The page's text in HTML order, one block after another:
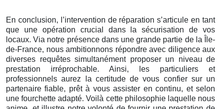
En conclusion, l’intervention de réparation s’articule en tant
que une opération crucial dans la sécurisation de vos
locaux. Via notre présence dans une grande partie de la Île-
de-France, nous ambitionnons répondre avec diligence aux
diverses requêtes simultanément proposer un niveau de
prestation irréprochable. Ainsi, les particuliers et
professionnels aurez la certitude de vous confier sur un
partenaire fiable, prêt à vous assister en continu, et selon
une fourchette adapté. Voilà cette philosophie laquelle nous